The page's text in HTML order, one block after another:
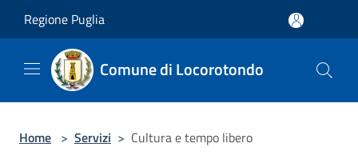
Regione Puglia
Comune di Locorotondo
Home > Servizi > Cultura e tempo libero